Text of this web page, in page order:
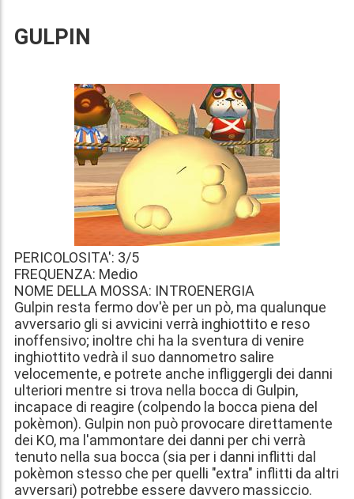
GULPIN
PERICOLOSITA': 3/5
FREQUENZA: Medio
NOME DELLA MOSSA: INTROENERGIA
Gulpin resta fermo dov'è per un pò, ma qualunque
avversario gli si avvicini verrà inghiottito e reso
inoffensivo; inoltre chi ha la sventura di venire
inghiottito vedrà il suo dannometro salire
velocemente, e potrete anche infliggergli dei danni
ulteriori mentre si trova nella bocca di Gulpin,
incapace di reagire (colpendo la bocca piena del
pokèmon). Gulpin non può provocare direttamente
dei KO, ma l'ammontare dei danni per chi verrà
tenuto nella sua bocca (sia per i danni inflitti dal
pokèmon stesso che per quelli "extra" inflitti da altri
avversari) potrebbe essere davvero massiccio.